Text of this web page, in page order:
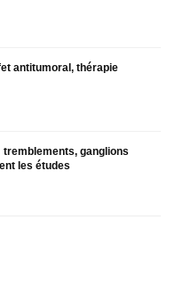
antitumoral, thérapie
ganglions
les études